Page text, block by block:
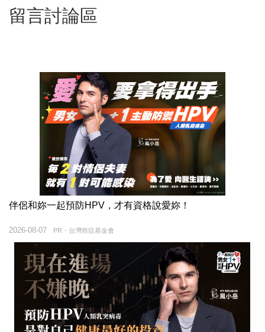
留言討論區
伴侶和妳一起預防HPV，才有資格說愛妳！
PR・台灣癌症基金會
2026-08-07